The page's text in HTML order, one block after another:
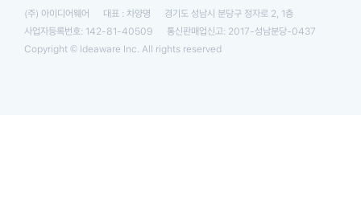
(주) 아이디어웨어 대표 : 차양명
경기도 성남시 분당구 정자로 2, 1층
사업자등록번호: 142-81-40509
통신판매업신고: 2017-성남분당-0437
Copyright © Ideaware Inc. All rights reserved